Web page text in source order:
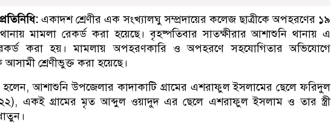
একাদশ শ্রেণীর এক সংখ্যালঘু সম্প্রদায়ের কলেজ ছাত্রীকে অপহরণের ১৯
মামলা রেকর্ড করা হয়েছে। বৃহষ্পতিবার সাতক্ষীরার আশাশুনি থানায় এ
করা হয়। মামলায় অপহরণকারি ও অপহরণে সহযোগিতার অভিযোগে
শ্রেণীভুক্ত করা হয়েছে।
হলেন, আশাশুনি উপজেলার কাদাকাটি গ্রামের এশরাফুল ইসলামের ছেলে ফরিদুল
একই গ্রামের মৃত আব্দুল ওয়াদুদ এর ছেলে এশরাফুল ইসলাম ও তার স্ত্রী